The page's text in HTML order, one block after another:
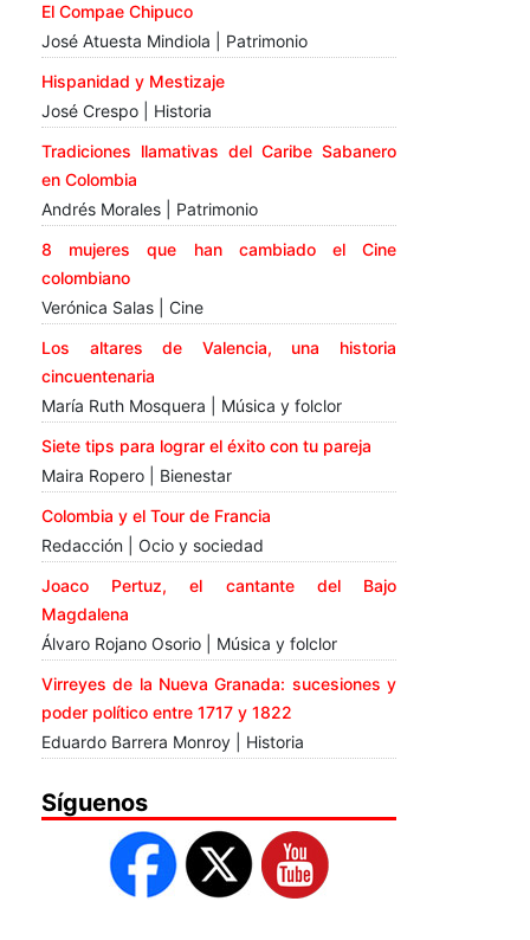
El Compae Chipuco
José Atuesta Mindiola | Patrimonio
Hispanidad y Mestizaje
José Crespo | Historia
Tradiciones llamativas del Caribe Sabanero
en Colombia
Andrés Morales | Patrimonio
8 mujeres que han cambiado el Cine
colombiano
Verónica Salas | Cine
Los altares de Valencia, una historia
cincuentenaria
María Ruth Mosquera | Música y folclor
Siete tips para lograr el éxito con tu pareja
Maira Ropero | Bienestar
Colombia y el Tour de Francia
Redacción | Ocio y sociedad
Joaco Pertuz, el cantante del Bajo
Magdalena
Álvaro Rojano Osorio | Música y folclor
Virreyes de la Nueva Granada: sucesiones y
poder político entre 1717 y 1822
Eduardo Barrera Monroy | Historia
Síguenos